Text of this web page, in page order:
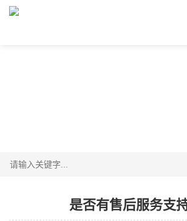
是否有售后服务支